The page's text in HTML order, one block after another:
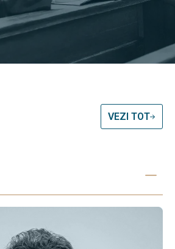
VEZI TOT